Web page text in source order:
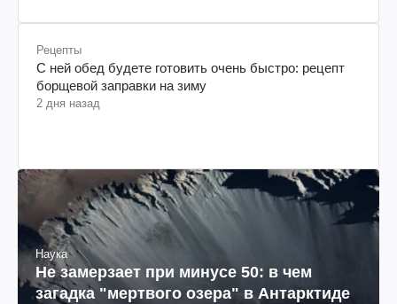
Рецепты
С ней обед будете готовить очень быстро: рецепт
борщевой заправки на зиму
2 дня назад
Наука
Не замерзает при минусе 50: в чем
загадка "мертвого озера" в Антарктиде